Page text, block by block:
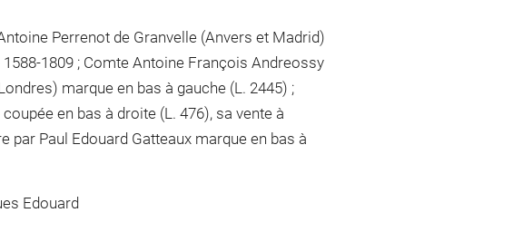
Perrenot de Granvelle (Anvers et Madrid)
1809 ; Comte Antoine François Andreossy
marque en bas à gauche (L. 2445) ;
en bas à droite (L. 476), sa vente à
par Paul Edouard Gatteaux marque en bas à
Edouard